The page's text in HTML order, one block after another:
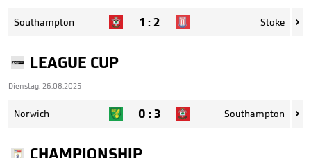
Southampton 1 :2 Stoke 
LEAGUE CUP
Dienstag, 26.08.2025
Norwich 0 :3 Southampton 
CHAMPIONSHIP